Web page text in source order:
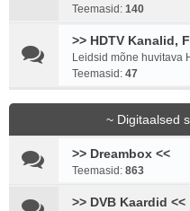
Teemasid: 140
>> HDTV Kanalid,
Leidsid mõne huvitava
Teemasid: 47
~ Digitaalsed
>> Dreambox <<
Teemasid: 863
>> DVB Kaardid <<